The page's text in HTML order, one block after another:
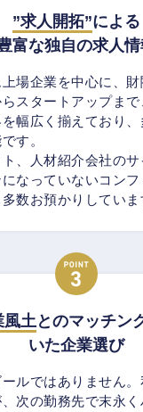
”求人開拓”による
富な独自の求人情
場企業を中心に、
スタートアップま
幅広く揃えており
す。
、人材紹介会社の
なっていないコン
数お預かりしていま
風土とのマッチン
いた企業選び
ルではありません
次の勤務先で末永